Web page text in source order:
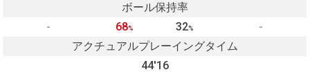
ボール保持率
-
68% 32%
-
アクチュアルプレーイングタイム
44'16